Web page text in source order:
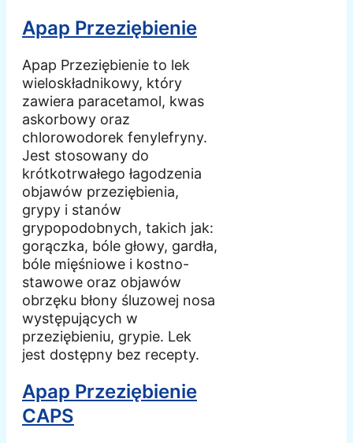
Apap Przeziębienie
Apap Przeziębienie to lek
wieloskładnikowy, który
zawiera paracetamol, kwas
askorbowy oraz
chlorowodorek fenylefryny.
Jest stosowany do
krótkotrwałego łagodzenia
objawów przeziębienia,
grypy i stanów
grypopodobnych, takich jak:
gorączka, bóle głowy, gardła,
bóle mięśniowe i kostno-
stawowe oraz objawów
obrzęku błony śluzowej nosa
występujących w
przeziębieniu, grypie. Lek
jest dostępny bez recepty.
Apap Przeziębienie
CAPS